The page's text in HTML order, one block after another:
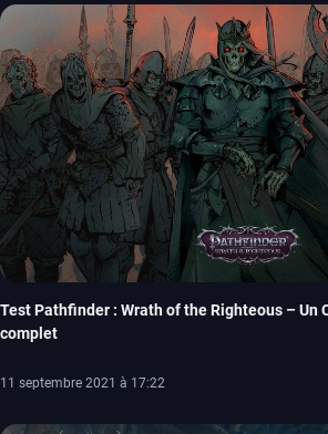
Test Pathfinder : Wrath of the Righteous – Un
complet
11 septembre 2021 à 17:22